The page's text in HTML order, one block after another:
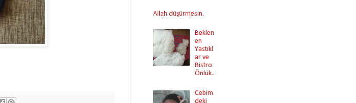
Allah düşürmesin.
Beklen
en
Yastıkl
ar ve
Bistro
Önlük..
Cebim
deki